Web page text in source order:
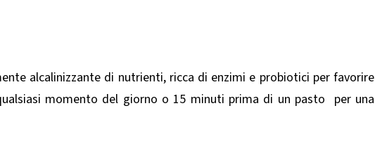
alcalinizzante di nutrienti, ricca di enzimi e probiotici per favorire
momento del giorno o 15 minuti prima di un pasto per una